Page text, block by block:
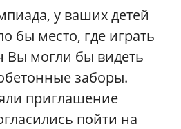
у ваших детей
бы место, где играть
Вы могли бы видеть
заборы.
приглашение
пойти на